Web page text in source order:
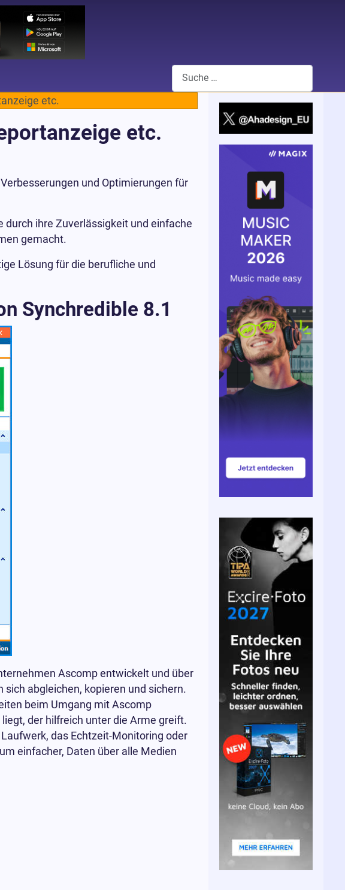
Suchen
etc.
etc.
und Optimierungen für
ihre Zuverlässigkeit und einfache
gemacht.
Lösung für die berufliche und
Synchredible 8.1
Ascomp entwickelt und über
abgleichen, kopieren und sichern.
beim Umgang mit Ascomp
der hilfreich unter die Arme greift.
das Echtzeit-Monitoring oder
einfacher, Daten über alle Medien